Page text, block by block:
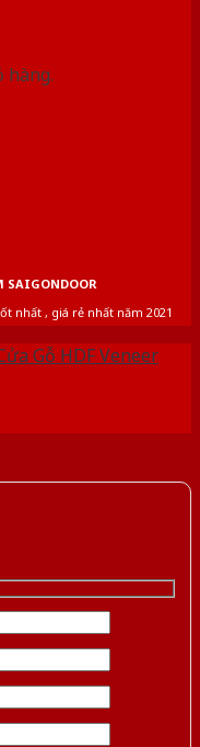
hàng.
SAIGONDOOR
nhất , giá rẻ nhất năm 2021
Gỗ HDF Veneer